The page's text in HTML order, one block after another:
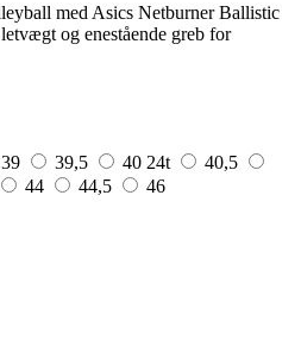
med Asics Netburner Ballistic
og enestående greb for
39 39,5 40 24t
40,5
44 44,5
46